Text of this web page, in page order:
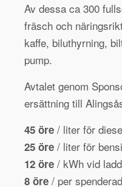
Av dessa ca 300
fräsch och
kaffe, biluthyrning,
pump.
Avtalet genom
ersättning till
45 öre / liter för
25 öre / liter för
12 öre / kWh vid
8 öre / per